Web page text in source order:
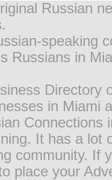
Russian
speaking
Russians in
Directory
in Miami
It has a
community. If
place your